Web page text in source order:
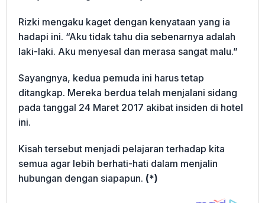
Rizki mengaku kaget dengan kenyataan yang ia
hadapi ini. “Aku tidak tahu dia sebenarnya adalah
laki-laki. Aku menyesal dan merasa sangat malu.”
Sayangnya, kedua pemuda ini harus tetap
ditangkap. Mereka berdua telah menjalani sidang
pada tanggal 24 Maret 2017 akibat insiden di hotel
ini.
Kisah tersebut menjadi pelajaran terhadap kita
semua agar lebih berhati-hati dalam menjalin
hubungan dengan siapapun. (*)